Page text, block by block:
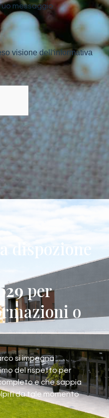
messaggio
visione dell'informativa
dispozione
per
o
si impegna
del rispetto per
e che sappia
da tale momento